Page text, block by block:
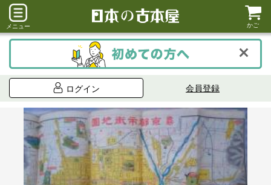
メニュー かご
ログイン 会員登録